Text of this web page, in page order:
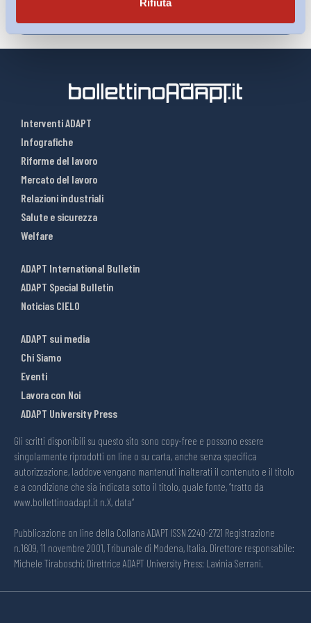
Rifiuta
Interventi ADAPT
Infografiche
Riforme del lavoro
Mercato del lavoro
Relazioni industriali
Salute e sicurezza
Welfare
ADAPT International Bulletin
ADAPT Special Bulletin
Noticias CIELO
ADAPT sui media
Chi Siamo
Eventi
Lavora con Noi
ADAPT University Press
Gli scritti disponibili su questo sito sono copy-free e possono essere
singolarmente riprodotti on line o su carta, anche senza specifica
autorizzazione, laddove vengano mantenuti inalterati il contenuto e il titolo
e a condizione che sia indicata sotto il titolo, quale fonte, “tratto da
www.bollettinoadapt.it n.X, data“
Pubblicazione on line della Collana ADAPT ISSN 2240-2721 Registrazione
n.1609, 11 novembre 2001, Tribunale di Modena, Italia. Direttore responsabile:
Michele Tiraboschi; Direttrice ADAPT University Press: Lavinia Serrani.